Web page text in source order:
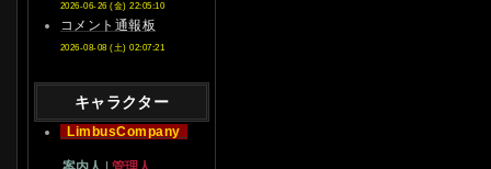
2026-06-26 (金) 22:05:10
コメント通報板
2026-08-08 (土) 02:07:21
キャラクター
LimbusCompany